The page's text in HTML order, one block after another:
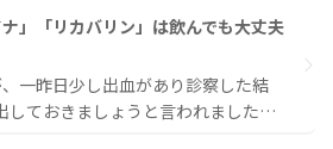
、たまに腹痛があることを踏まえる
でしょうか？ ちなみに2年前にも流
」「リカバリン」は飲んでも大丈夫
一昨日少し出血があり診察した結
しておきましょうと言われました。